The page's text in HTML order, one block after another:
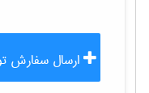
ارسال سفارش